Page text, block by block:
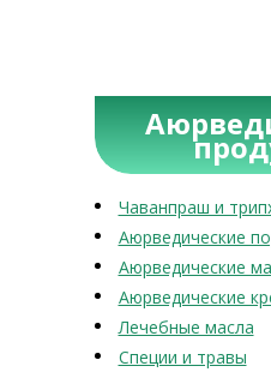
Чаванпраш и
Аюрведические
Аюрведические
Аюрведические
Лечебные масла
Специи и травы